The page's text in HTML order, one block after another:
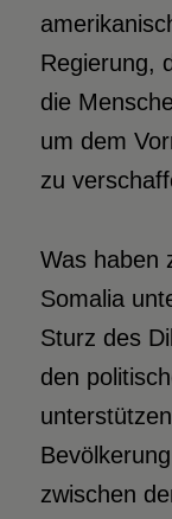
Regierung,
die
um dem
zu
Was haben
Somalia
Sturz des
den
zwischen